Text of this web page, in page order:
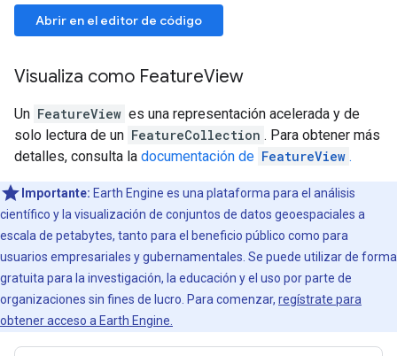
Abrir en el editor de código
Visualiza como FeatureView
Un FeatureView es una representación acelerada y de
solo lectura de un FeatureCollection . Para obtener más
detalles, consulta la documentación de FeatureView .
Importante: Earth Engine es una plataforma para el análisis
científico y la visualización de conjuntos de datos geoespaciales a
escala de petabytes, tanto para el beneficio público como para
usuarios empresariales y gubernamentales. Se puede utilizar de forma
gratuita para la investigación, la educación y el uso por parte de
organizaciones sin fines de lucro. Para comenzar, regístrate para
obtener acceso a Earth Engine.